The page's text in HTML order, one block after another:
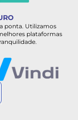
ponta. Utilizamos
plataformas